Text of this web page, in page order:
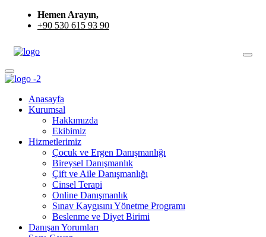
Hemen Arayın,
+90 530 615 93 90
Anasayfa
Kurumsal
Hakkımızda
Ekibimiz
Hizmetlerimiz
Çocuk ve Ergen Danışmanlığı
Bireysel Danışmanlık
Çift ve Aile Danışmanlığı
Cinsel Terapi
Online Danışmanlık
Sınav Kaygısını Yönetme Programı
Beslenme ve Diyet Birimi
Danışan Yorumları